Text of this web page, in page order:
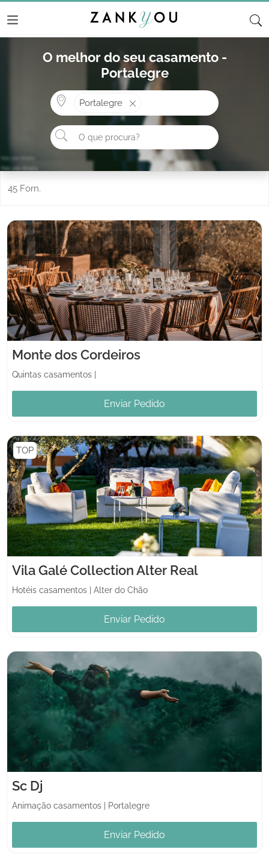
O melhor do seu casamento -
Portalegre
Portalegre
O que procura?
45 Forn.
Monte dos Cordeiros
Quintas casamentos
Enviar Pedido
TOP
Vila Galé Collection Alter Real
Hotéis casamentos Alter do Chão
Enviar Pedido
Sc Dj
Animação casamentos Portalegre
Enviar Pedido